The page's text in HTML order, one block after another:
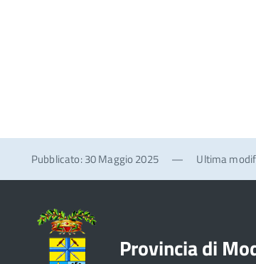
Pubblicato: 30 Maggio 2025 — Ultima
Provincia di